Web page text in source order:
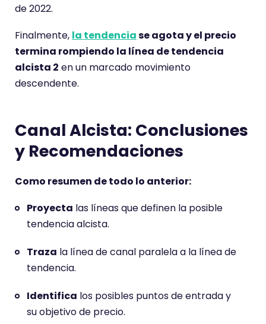
de 2022.
Finalmente, la tendenciase agota y el precio
termina rompiendo la línea de tendencia
alcista 2 en un marcado movimiento
descendente.
Canal Alcista: Conclusiones
y Recomendaciones
Como resumen de todo lo anterior:
Proyecta las líneas que definen la posible
tendencia alcista.
Traza la línea de canal paralela a la línea de
tendencia.
Identifica los posibles puntos de entrada y
su objetivo de precio.